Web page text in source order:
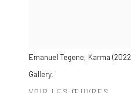
Emanuel Tegene, Karma
Gallery.